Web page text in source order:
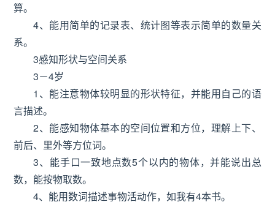
算。
4、能用简单的记录表、统计图等表示简单的数量关
系。
3感知形状与空间关系
3－4岁
1、能注意物体较明显的形状特征，并能用自己的语
言描述。
2、能感知物体基本的空间位置和方位，理解上下、
前后、里外等方位词。
3、能手口一致地点数5个以内的物体，并能说出总
数，能按物取数。
4、能用数词描述事物活动作，如我有4本书。